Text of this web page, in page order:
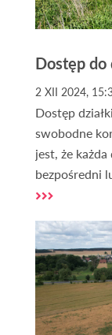
Dostęp do
2 XII 2024,
Dostęp
swobodne
jest, że
bezpośredni
niezbędny.